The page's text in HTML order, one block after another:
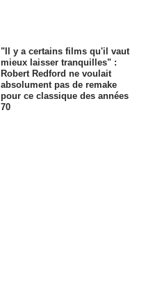
"Il y a certains films qu'il vaut
mieux laisser tranquilles" :
Robert Redford ne voulait
absolument pas de remake
pour ce classique des années
70